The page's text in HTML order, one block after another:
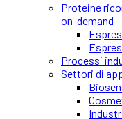
Proteine
on-demand
Processi
Settori di